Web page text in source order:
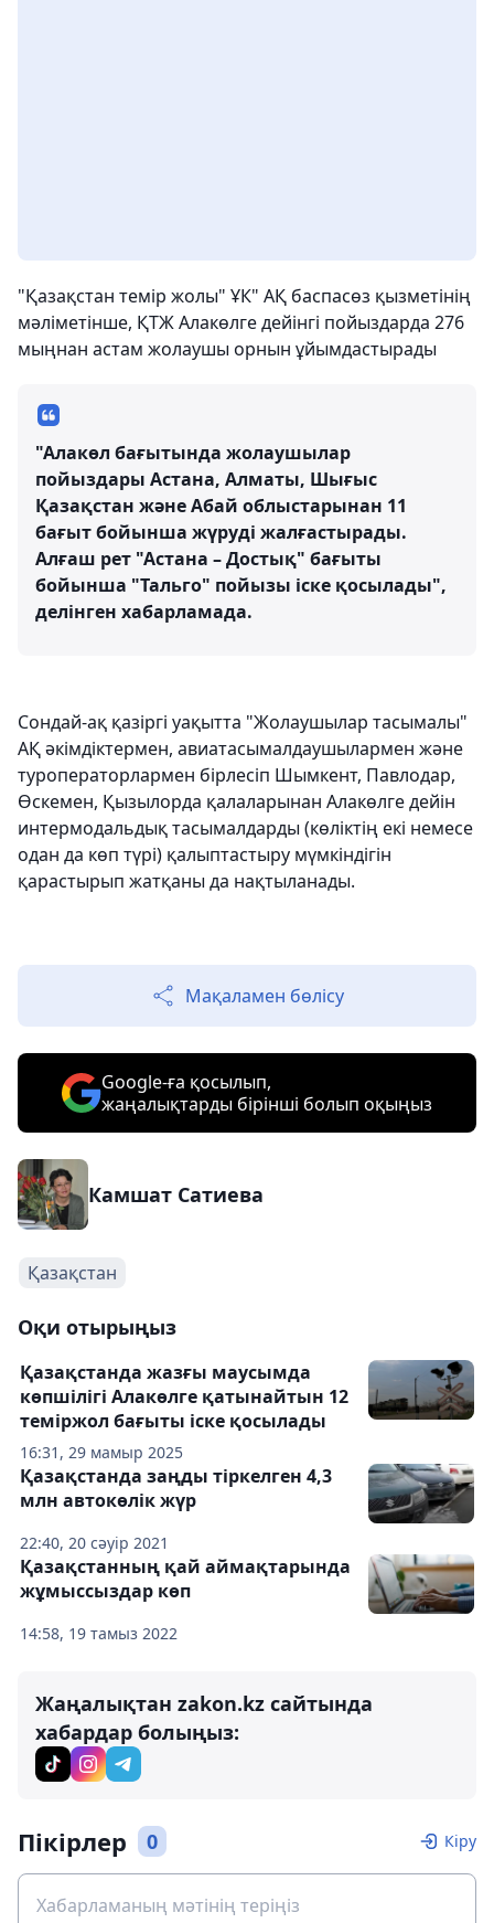
"Қазақстан темір жолы" ҰК" АҚ баспасөз қызметінің
мәліметінше, ҚТЖ Алакөлге дейінгі пойыздарда 276
мыңнан астам жолаушы орнын ұйымдастырады
"Алакөл бағытында жолаушылар
пойыздары Астана, Алматы, Шығыс
Қазақстан және Абай облыстарынан 11
бағыт бойынша жүруді жалғастырады.
Алғаш рет "Астана – Достық" бағыты
бойынша "Тальго" пойызы іске қосылады",
делінген хабарламада.
Сондай-ақ қазіргі уақытта "Жолаушылар тасымалы"
АҚ әкімдіктермен, авиатасымалдаушылармен және
туроператорлармен бірлесіп Шымкент, Павлодар,
Өскемен, Қызылорда қалаларынан Алакөлге дейін
интермодальдық тасымалдарды (көліктің екі немесе
одан да көп түрі) қалыптастыру мүмкіндігін
қарастырып жатқаны да нақтыланады.
Мақаламен бөлісу
Google-ға қосылып,
жаңалықтарды бірінші болып оқыңыз
Камшат Сатиева
Қазақстан
Оқи отырыңыз
16:31, 29 мамыр 2025
Қазақстанда жазғы маусымда
көпшілігі Алакөлге қатынайтын 12
теміржол бағыты іске қосылады
22:40, 20 сәуір 2021
Қазақстанда заңды тіркелген 4,3
млн автокөлік жүр
14:58, 19 тамыз 2022
Қазақстанның қай аймақтарында
жұмыссыздар көп
Жаңалықтан zakon.kz сайтында
хабардар болыңыз:
Пікірлер 0 Кіру